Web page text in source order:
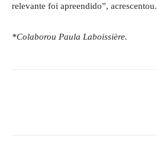
relevante foi apreendido”, acrescentou.
*Colaborou Paula Laboissière.